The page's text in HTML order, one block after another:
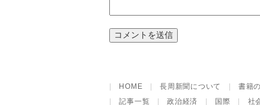
HOME |長周新聞について |書籍
|記事一覧 |政治経済 国際 社